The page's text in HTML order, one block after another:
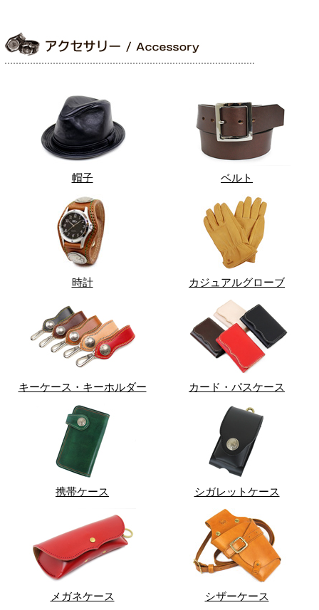
帽子 ベルト
時計 カジュアルグローブ
キーケース・キーホルダー カード・パスケース
携帯ケース シガレットケース
メガネケース シザーケース